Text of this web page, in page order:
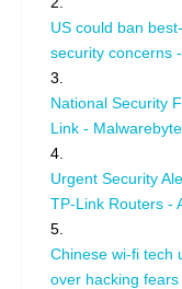
US could ban
security concerns
3.
National Security
Link -
4.
Urgent Security
TP-Link Routers -
5.
Chinese wi-fi tech
over hacking